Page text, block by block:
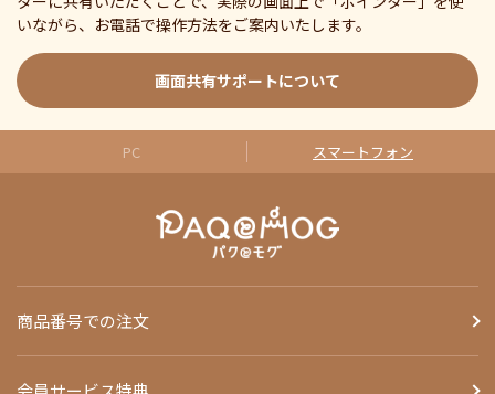
いながら、お電話で操作方法をご案内いたします。
画面共有サポートについて
PC スマートフォン
商品番号での注文